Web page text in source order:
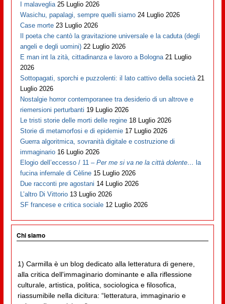
I malaveglia 25 Luglio 2026
Wasichu, papalagi, sempre quelli siamo 24 Luglio 2026
Case morte 23 Luglio 2026
Il poeta che cantò la gravitazione universale e la caduta (degli
angeli e degli uomini) 22 Luglio 2026
E man int la zità, cittadinanza e lavoro a Bologna 21 Luglio
2026
Sottopagati, sporchi e puzzolenti: il lato cattivo della società 21
Luglio 2026
Nostalgie horror contemporanee tra desiderio di un altrove e
riemersioni perturbanti 19 Luglio 2026
Le tristi storie delle morti delle regine 18 Luglio 2026
Storie di metamorfosi e di epidemie 17 Luglio 2026
Guerra algoritmica, sovranità digitale e costruzione di
immaginario 16 Luglio 2026
Elogio dell’eccesso / 11 –Per me si va ne la città dolente… la
fucina infernale di Cèline 15 Luglio 2026
Due racconti pre agostani 14 Luglio 2026
L’altro Di Vittorio 13 Luglio 2026
SF francese e critica sociale 12 Luglio 2026
Chi siamo
1) Carmilla è un blog dedicato alla letteratura di genere,
alla critica dell'immaginario dominante e alla riflessione
culturale, artistica, politica, sociologica e filosofica,
riassumibile nella dicitura: “letteratura, immaginario e